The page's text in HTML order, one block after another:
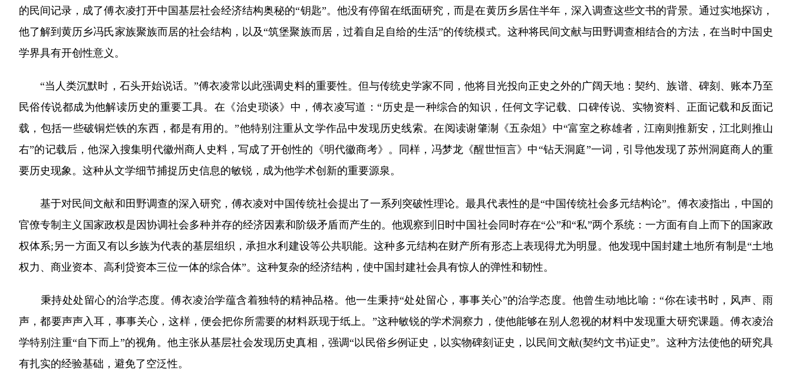
的民间记录，成了傅衣凌打开中国基层社会经济结构奥秘的“钥匙”。他没有停留在纸面研究，而是在黄历乡居住半年，深入调查这些文书的背景。通过实地探访，
他了解到黄历乡冯氏家族聚族而居的社会结构，以及“筑堡聚族而居，过着自足自给的生活”的传统模式。这种将民间文献与田野调查相结合的方法，在当时中国史
学界具有开创性意义。
“当人类沉默时，石头开始说话。”傅衣凌常以此强调史料的重要性。但与传统史学家不同，他将目光投向正史之外的广阔天地：契约、族谱、碑刻、账本乃至
民俗传说都成为他解读历史的重要工具。在《治史琐谈》中，傅衣凌写道：“历史是一种综合的知识，任何文字记载、口碑传说、实物资料、正面记载和反面记
载，包括一些破铜烂铁的东西，都是有用的。”他特别注重从文学作品中发现历史线索。在阅读谢肇淛《五杂俎》中“富室之称雄者，江南则推新安，江北则推山
右”的记载后，他深入搜集明代徽州商人史料，写成了开创性的《明代徽商考》。同样，冯梦龙《醒世恒言》中“钻天洞庭”一词，引导他发现了苏州洞庭商人的重
要历史现象。这种从文学细节捕捉历史信息的敏锐，成为他学术创新的重要源泉。
基于对民间文献和田野调查的深入研究，傅衣凌对中国传统社会提出了一系列突破性理论。最具代表性的是“中国传统社会多元结构论”。傅衣凌指出，中国的
官僚专制主义国家政权是因协调社会多种并存的经济因素和阶级矛盾而产生的。他观察到旧时中国社会同时存在“公”和“私”两个系统：一方面有自上而下的国家政
权体系;另一方面又有以乡族为代表的基层组织，承担水利建设等公共职能。这种多元结构在财产所有形态上表现得尤为明显。他发现中国封建土地所有制是“土地
权力、商业资本、高利贷资本三位一体的综合体”。这种复杂的经济结构，使中国封建社会具有惊人的弹性和韧性。
秉持处处留心的治学态度。傅衣凌治学蕴含着独特的精神品格。他一生秉持“处处留心，事事关心”的治学态度。他曾生动地比喻：“你在读书时，风声、雨
声，都要声声入耳，事事关心，这样，便会把你所需要的材料跃现于纸上。”这种敏锐的学术洞察力，使他能够在别人忽视的材料中发现重大研究课题。傅衣凌治
学特别注重“自下而上”的视角。他主张从基层社会发现历史真相，强调“以民俗乡例证史，以实物碑刻证史，以民间文献(契约文书)证史”。这种方法使他的研究具
有扎实的经验基础，避免了空泛性。